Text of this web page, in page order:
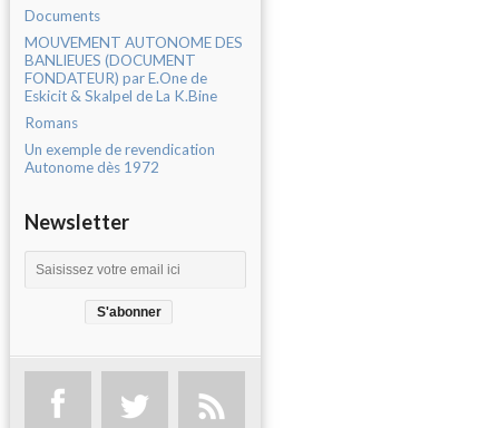
Documents
MOUVEMENT AUTONOME DES
BANLIEUES (DOCUMENT
FONDATEUR) par E.One de
Eskicit & Skalpel de La K.Bine
Romans
Un exemple de revendication
Autonome dès 1972
Newsletter